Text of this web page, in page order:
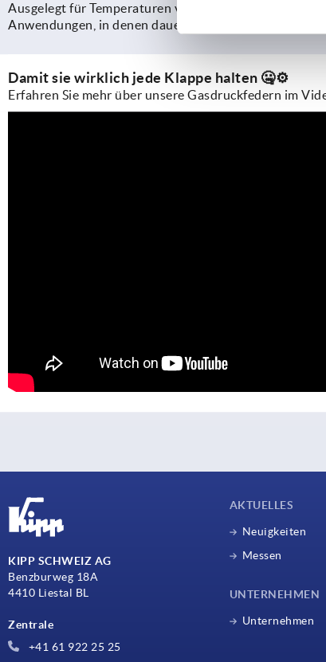
Ausgelegt für Temperaturen von
,
Anwendungen, in denen dauerhaft kontrollierte
Damit sie wirklich jede Klappe halten 🤐⚙️
Erfahren Sie mehr über unsere Gasdruckfedern im
KIPP SCHWEIZ AG
Benzburweg 18A
4410 Liestal BL
Zentrale
+41 61 922 25 25
AKTUELLES
Neuigkeiten
Messen
UNTERNEHMEN
Unternehmen